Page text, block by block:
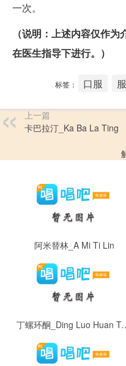
一次。
（说明：上述内容仅作
在医生指导下进行。）
标签： 口服
上一篇
卡巴拉汀_Ka Ba La Ting
阿米替林_A Mi Ti Lin
丁螺环酮